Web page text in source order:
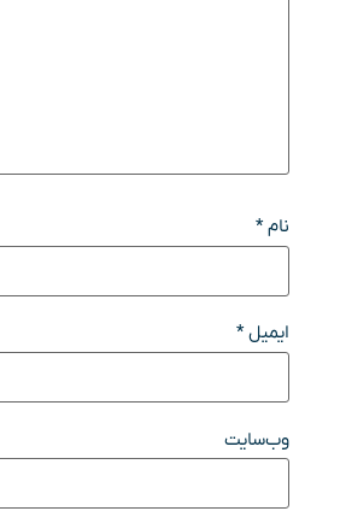
نام*
ایمیل*
وب‌سایت